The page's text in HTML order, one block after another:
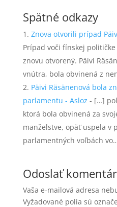
Spätné odkazy
Znova otvorili prípad
Prípad voči fínskej
znovu otvorený. Päivi
vnútra, bola obvinená z
Päivi Räsänenová bola
parlamentu - Asloz - […]
ktorá bola obvinená za
manželstve, opäť uspela v
parlamentných voľbách
Odoslať komentár
Vaša e-mailová adresa
Vyžadované polia sú